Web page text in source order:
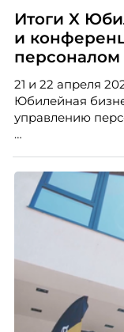
Итоги X
и
персоналом
21 и 22 апреля
Юбилейная
управлению
номинантов и